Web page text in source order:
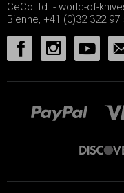
CeCo ltd. - world-of-
Bienne, +41 (0)32 322 97